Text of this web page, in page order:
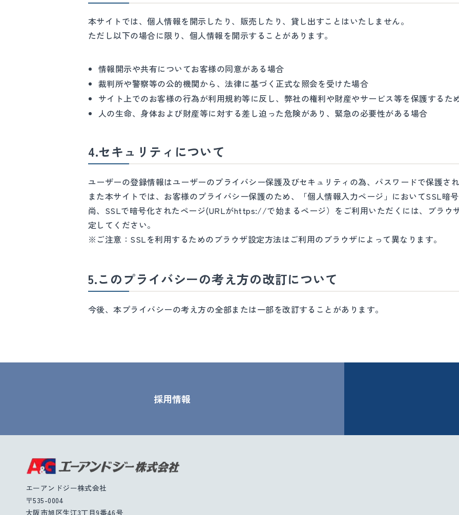
本サイトでは、個人情報を開示したり、販売したり、貸し出すことはいたしません。
ただし以下の場合に限り、個人情報を開示することがあります。
情報開示や共有についてお客様の同意がある場合
裁判所や警察等の公的機関から、法律に基づく正式な照会を受けた場合
サイト上でのお客様の行為が利用規約等に反し、弊社の権利や財産やサービス等を保護するた
人の生命、身体および財産等に対する差し迫った危険があり、緊急の必要性がある場合
4.セキュリティについて
ユーザーの登録情報はユーザーのプライバシー保護及びセキュリティの為、パスワードで保護され
また本サイトでは、お客様のプライバシー保護のため、「個人情報入力ページ」においてSSL暗
尚、SSLで暗号化されたページ(URLがhttps://で始まるページ）をご利用いただくには、ブラウ
定してください。
※ご注意：SSLを利用するためのブラウザ設定方法はご利用のブラウザによって異なります。
5.このプライバシーの考え方の改訂について
今後、本プライバシーの考え方の全部または一部を改訂することがあります。
採用情報
エーアンドジー株式会社
〒535-0004
大阪市旭区生江3丁目9番46号